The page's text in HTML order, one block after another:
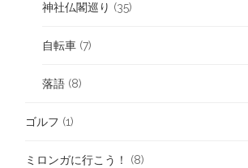
神社仏閣巡り (35)
自転車 (7)
落語 (8)
ゴルフ (1)
ミロンガに行こう！ (8)